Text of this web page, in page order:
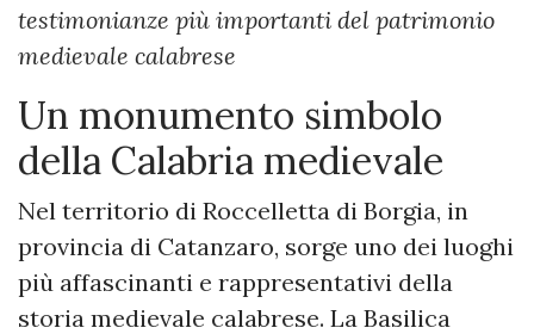
testimonianze più importanti del patrimonio
medievale calabrese
Un monumento simbolo
della Calabria medievale
Nel territorio di Roccelletta di Borgia, in
provincia di Catanzaro, sorge uno dei luoghi
più affascinanti e rappresentativi della
storia medievale calabrese. La Basilica